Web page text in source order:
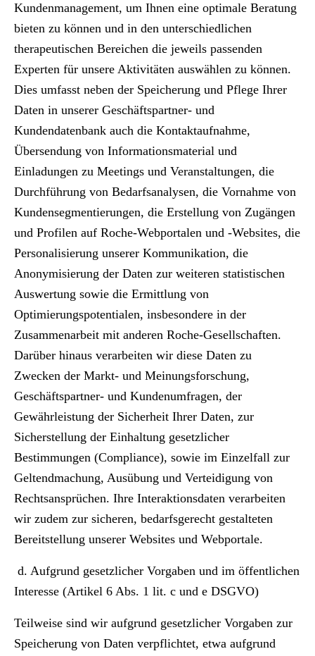
Kundenmanagement, um Ihnen eine optimale Beratung
bieten zu können und in den unterschiedlichen
therapeutischen Bereichen die jeweils passenden
Experten für unsere Aktivitäten auswählen zu können.
Dies umfasst neben der Speicherung und Pflege Ihrer
Daten in unserer Geschäftspartner- und
Kundendatenbank auch die Kontaktaufnahme,
Übersendung von Informationsmaterial und
Einladungen zu Meetings und Veranstaltungen, die
Durchführung von Bedarfsanalysen, die Vornahme von
Kundensegmentierungen, die Erstellung von Zugängen
und Profilen auf Roche-Webportalen und -Websites, die
Personalisierung unserer Kommunikation, die
Anonymisierung der Daten zur weiteren statistischen
Auswertung sowie die Ermittlung von
Optimierungspotentialen, insbesondere in der
Zusammenarbeit mit anderen Roche-Gesellschaften.
Darüber hinaus verarbeiten wir diese Daten zu
Zwecken der Markt- und Meinungsforschung,
Geschäftspartner- und Kundenumfragen, der
Gewährleistung der Sicherheit Ihrer Daten, zur
Sicherstellung der Einhaltung gesetzlicher
Bestimmungen (Compliance), sowie im Einzelfall zur
Geltendmachung, Ausübung und Verteidigung von
Rechtsansprüchen. Ihre Interaktionsdaten verarbeiten
wir zudem zur sicheren, bedarfsgerecht gestalteten
Bereitstellung unserer Websites und Webportale.
d. Aufgrund gesetzlicher Vorgaben und im öffentlichen
Interesse (Artikel 6 Abs. 1 lit. c und e DSGVO)
Teilweise sind wir aufgrund gesetzlicher Vorgaben zur
Speicherung von Daten verpflichtet, etwa aufgrund